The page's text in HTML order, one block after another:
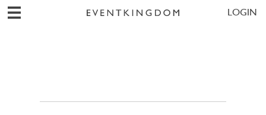
LOGIN